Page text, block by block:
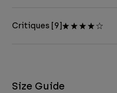
Critiques [9]
Size Guide